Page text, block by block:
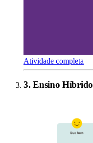
Atividade completa
3.Ensino Híbrido